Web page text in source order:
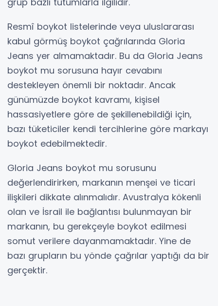
Resmî boykot listelerinde veya uluslararası
kabul görmüş boykot çağrılarında Gloria
Jeans yer almamaktadır. Bu da Gloria Jeans
boykot mu sorusuna hayır cevabını
destekleyen önemli bir noktadır. Ancak
günümüzde boykot kavramı, kişisel
hassasiyetlere göre de şekillenebildiği için,
bazı tüketiciler kendi tercihlerine göre markayı
boykot edebilmektedir.
Gloria Jeans boykot mu sorusunu
değerlendirirken, markanın menşei ve ticari
ilişkileri dikkate alınmalıdır. Avustralya kökenli
olan ve İsrail ile bağlantısı bulunmayan bir
markanın, bu gerekçeyle boykot edilmesi
somut verilere dayanmamaktadır. Yine de
bazı grupların bu yönde çağrılar yaptığı da bir
gerçektir.